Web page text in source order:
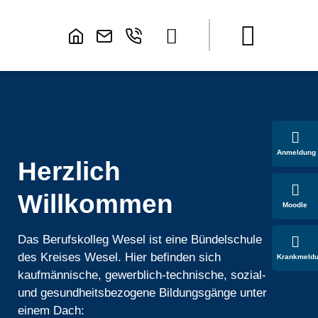
Herzlich
Willkommen
Das Berufskolleg Wesel ist eine Bündelschule
des Kreises Wesel. Hier befinden sich
kaufmännische, gewerblich-technische, sozial-
und gesundheitsbezogene Bildungsgänge unter
einem Dach:
Anmeldung
Moodle